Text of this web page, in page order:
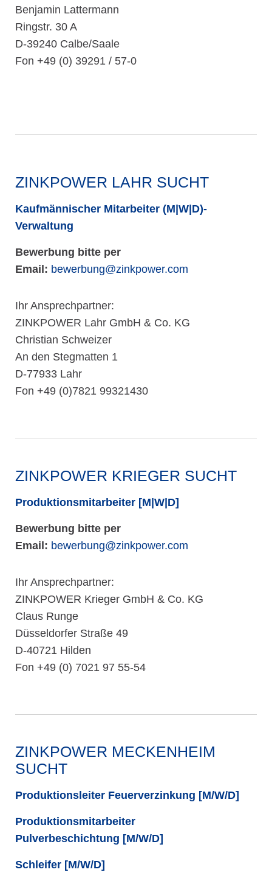
Benjamin Lattermann
Ringstr. 30 A
D-39240 Calbe/Saale
Fon +49 (0) 39291 / 57-0
ZINKPOWER LAHR SUCHT
Kaufmännischer Mitarbeiter (M|W|D)-
Verwaltung
Bewerbung bitte per
Email: bewerbung@zinkpower.com
Ihr Ansprechpartner:
ZINKPOWER Lahr GmbH & Co. KG
Christian Schweizer
An den Stegmatten 1
D-77933 Lahr
Fon +49 (0)7821 99321430
ZINKPOWER KRIEGER SUCHT
Produktionsmitarbeiter [M|W|D]
Bewerbung bitte per
Email: bewerbung@zinkpower.com
Ihr Ansprechpartner:
ZINKPOWER Krieger GmbH & Co. KG
Claus Runge
Düsseldorfer Straße 49
D-40721 Hilden
Fon +49 (0) 7021 97 55-54
ZINKPOWER MECKENHEIM
SUCHT
Produktionsleiter Feuerverzinkung [M/W/D]
Produktionsmitarbeiter
Pulverbeschichtung [M/W/D]
Schleifer [M/W/D]